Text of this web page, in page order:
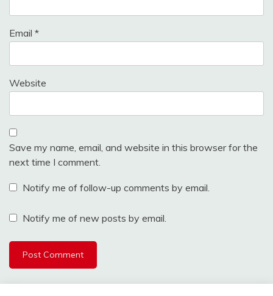
Email *
Website
Save my name, email, and website in this browser for the
next time I comment.
Notify me of follow-up comments by email.
Notify me of new posts by email.